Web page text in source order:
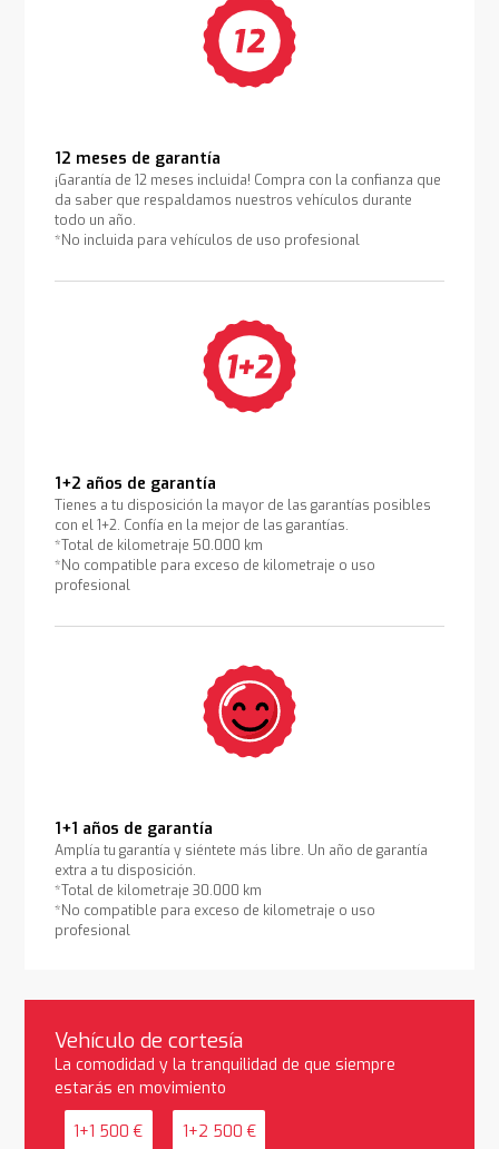
12 meses de garantía
¡Garantía de 12 meses incluida! Compra con la confianza que
da saber que respaldamos nuestros vehículos durante
todo un año.
*No incluida para vehículos de uso profesional
1+2 años de garantía
Tienes a tu disposición la mayor de las garantías posibles
con el 1+2. Confía en la mejor de las garantías.
*Total de kilometraje 50.000 km
*No compatible para exceso de kilometraje o uso
profesional
1+1 años de garantía
Amplía tu garantía y siéntete más libre. Un año de garantía
extra a tu disposición.
*Total de kilometraje 30.000 km
*No compatible para exceso de kilometraje o uso
profesional
Vehículo de cortesía
La comodidad y la tranquilidad de que siempre
estarás en movimiento
1+1 500 € 1+2 500 €